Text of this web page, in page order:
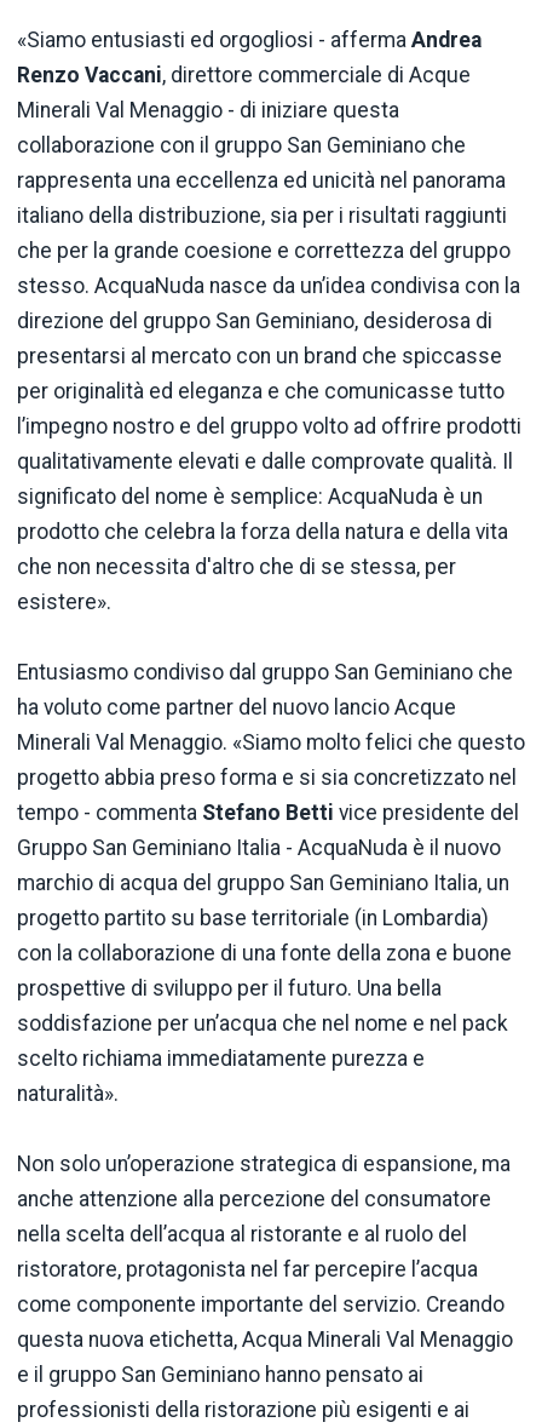
«Siamo entusiasti ed orgogliosi - afferma Andrea
Renzo Vaccani, direttore commerciale di Acque
Minerali Val Menaggio - di iniziare questa
collaborazione con il gruppo San Geminiano che
rappresenta una eccellenza ed unicità nel panorama
italiano della distribuzione, sia per i risultati raggiunti
che per la grande coesione e correttezza del gruppo
stesso. AcquaNuda nasce da un’idea condivisa con la
direzione del gruppo San Geminiano, desiderosa di
presentarsi al mercato con un brand che spiccasse
per originalità ed eleganza e che comunicasse tutto
l’impegno nostro e del gruppo volto ad offrire prodotti
qualitativamente elevati e dalle comprovate qualità. Il
significato del nome è semplice: AcquaNuda è un
prodotto che celebra la forza della natura e della vita
che non necessita d'altro che di se stessa, per
esistere».
Entusiasmo condiviso dal gruppo San Geminiano che
ha voluto come partner del nuovo lancio Acque
Minerali Val Menaggio. «Siamo molto felici che questo
progetto abbia preso forma e si sia concretizzato nel
tempo - commenta Stefano Betti vice presidente del
Gruppo San Geminiano Italia - AcquaNuda è il nuovo
marchio di acqua del gruppo San Geminiano Italia, un
progetto partito su base territoriale (in Lombardia)
con la collaborazione di una fonte della zona e buone
prospettive di sviluppo per il futuro. Una bella
soddisfazione per un’acqua che nel nome e nel pack
scelto richiama immediatamente purezza e
naturalità».
Non solo un’operazione strategica di espansione, ma
anche attenzione alla percezione del consumatore
nella scelta dell’acqua al ristorante e al ruolo del
ristoratore, protagonista nel far percepire l’acqua
come componente importante del servizio. Creando
questa nuova etichetta, Acqua Minerali Val Menaggio
e il gruppo San Geminiano hanno pensato ai
professionisti della ristorazione più esigenti e ai